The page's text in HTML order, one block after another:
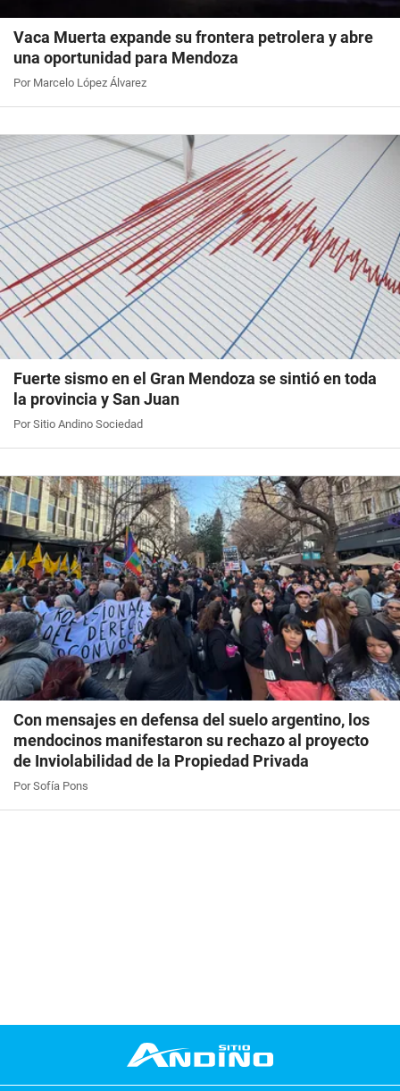
Vaca Muerta expande su frontera petrolera y abre
una oportunidad para Mendoza
Por Marcelo López Álvarez
Fuerte sismo en el Gran Mendoza se sintió en toda
la provincia y San Juan
Por Sitio Andino Sociedad
Con mensajes en defensa del suelo argentino, los
mendocinos manifestaron su rechazo al proyecto
de Inviolabilidad de la Propiedad Privada
Por Sofía Pons